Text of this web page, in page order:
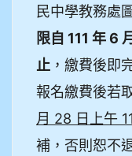
910謝尚橙
910呂芃澔
910溫婕伶
911王祉傑
民中學教務處
限自 111 年 6
止 ，繳費後即
報名繳費後若
月 28 日上午
補，否則恕不